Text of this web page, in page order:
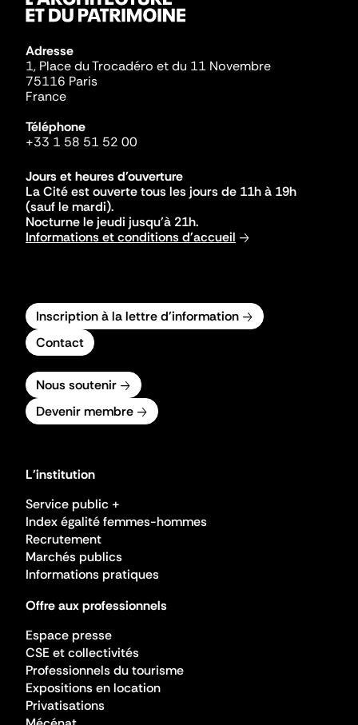
Adresse
1, Place du Trocadéro et du 11 Novembre
75116 Paris
France
Téléphone
+33 1 58 51 52 00
Jours et heures d'ouverture
La Cité est ouverte tous les jours de 11h à 19h
(sauf le mardi).
Nocturne le jeudi jusqu'à 21h.
Informations et conditions d'accueil
Inscription à la lettre d'information
Contact
Nous soutenir
Devenir membre
L'institution
Service public +
Index égalité femmes-hommes
Recrutement
Marchés publics
Informations pratiques
Offre aux professionnels
Espace presse
CSE et collectivités
Professionnels du tourisme
Expositions en location
Privatisations